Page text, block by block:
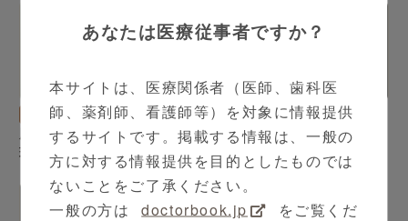
6:58
整形外科
杉本 勝正 先生
肘関節の超音波診断_3：野
球肘の病態、外側型野球肘
整形外科 杉本 勝正 先生
肘関節の超音波診断_4：内
側型野球肘 編
あなたは医療従事者ですか？
本サイトは、医療関係者（医師、歯科医
師、薬剤師、看護師等）を対象に情報提供
するサイトです。掲載する情報は、一般の
方に対する情報提供を目的としたものでは
ないことをご了承ください。
一般の方は
doctorbook.jp
をご覧くだ